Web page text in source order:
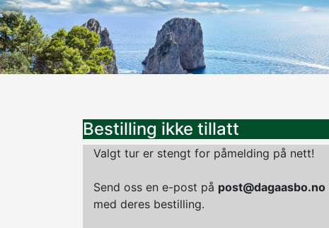
Bestilling ikke tillatt
Valgt tur er stengt for påmelding på nett!
Send oss en e-post på post@dagaasbo.no
med deres bestilling.